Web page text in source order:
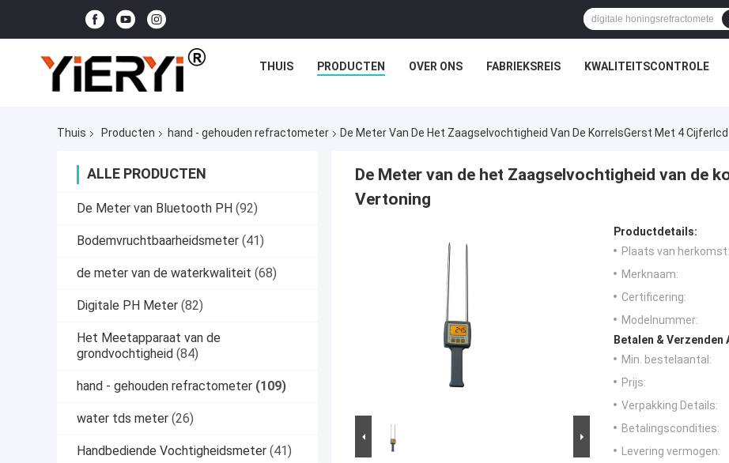
THUIS PRODUCTEN OVER ONS FABRIEKSREIS KWALITEITSCONTROLE
Thuis Producten hand - gehouden refractometer De Meter Van De Het Zaagselvochtigheid Van De KorrelsGerst Met 4
ALLE PRODUCTEN
De Meter van Bluetooth PH (92)
Bodemvruchtbaarheidsmeter (41)
de meter van de waterkwaliteit (68)
Digitale PH Meter (82)
Het Meetapparaat van de
grondvochtigheid (84)
hand - gehouden refractometer (109)
water tds meter (26)
Handbediende Vochtigheidsmeter (41)
De Meter van de het Zaagselvochtigheid van de
Vertoning
Productdetails:
Plaats van herkomst:
Merknaam:
Certificering:
Modelnummer:
Betalen &
Min. bestelaantal:
Prijs:
Verpakking Details:
Betalingscondities:
Levering vermogen: